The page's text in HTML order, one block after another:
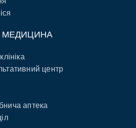
МЕДИЦИНА
центр
аптека